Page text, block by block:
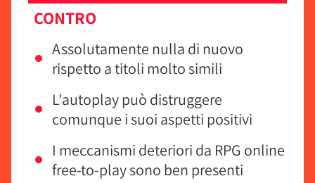
CONTRO
Assolutamente nulla di nuovo
rispetto a titoli molto simili
L'autoplay può distruggere
comunque i suoi aspetti positivi
I meccanismi deteriori da RPG online
free-to-play sono ben presenti